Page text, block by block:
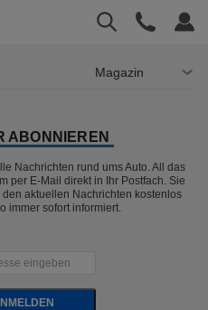
Magazin
ABONNIEREN
Nachrichten rund ums Auto. All das
per E-Mail direkt in Ihr Postfach. Sie
aktuellen Nachrichten kostenlos
immer sofort informiert.